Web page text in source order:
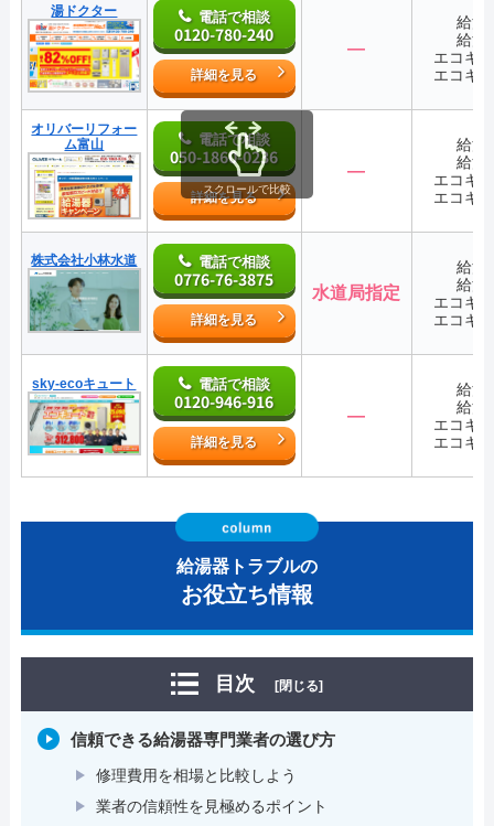
湯ドクター 電話で相談
0120-780-240
詳細を見る
―
給湯
給湯
エコキ
エコキ
オリバーリフォー
ム富山
電話で相談
050-1860-0236
詳細を見る
―
給湯
給湯
エコキ
エコキ
株式会社小林水道 電話で相談
0776-76-3875
詳細を見る
水道局指定
給湯
給湯
エコキ
エコキ
sky-ecoキュート 電話で相談
0120-946-916
詳細を見る
―
給湯
給湯
エコキ
エコキ
スクロールで比較
給湯器トラブルの
お役立ち情報
目次 [閉じる]
信頼できる給湯器専門業者の選び方
修理費用を相場と比較しよう
業者の信頼性を見極めるポイント